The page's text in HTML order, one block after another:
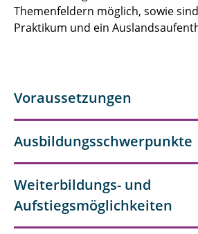
Themenfeldern möglich, sowie
Praktikum und ein
Voraussetzungen
Ausbildungsschwerpunkte
Weiterbildungs- und
Aufstiegsmöglichkeiten